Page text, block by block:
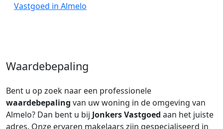
Vastgoed in Almelo
Waardebepaling
Bent u op zoek naar een professionele
waardebepaling van uw woning in de omgeving van
Almelo? Dan bent u bij Jonkers Vastgoed aan het juiste
adres. Onze ervaren makelaars zijn gespecialiseerd in